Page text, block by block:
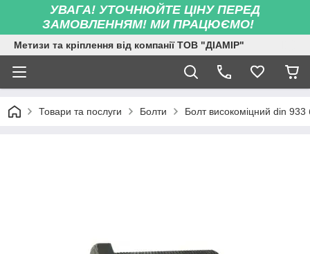
УВАГА! УТОЧНЮЙТЕ ЦІНУ ПЕРЕД
ЗАМОВЛЕННЯМ! МИ ПРАЦЮЄМО!
Метизи та кріплення від компанії ТОВ "ДІАМІР"
Товари та послуги Болти Болт високоміцний din 933